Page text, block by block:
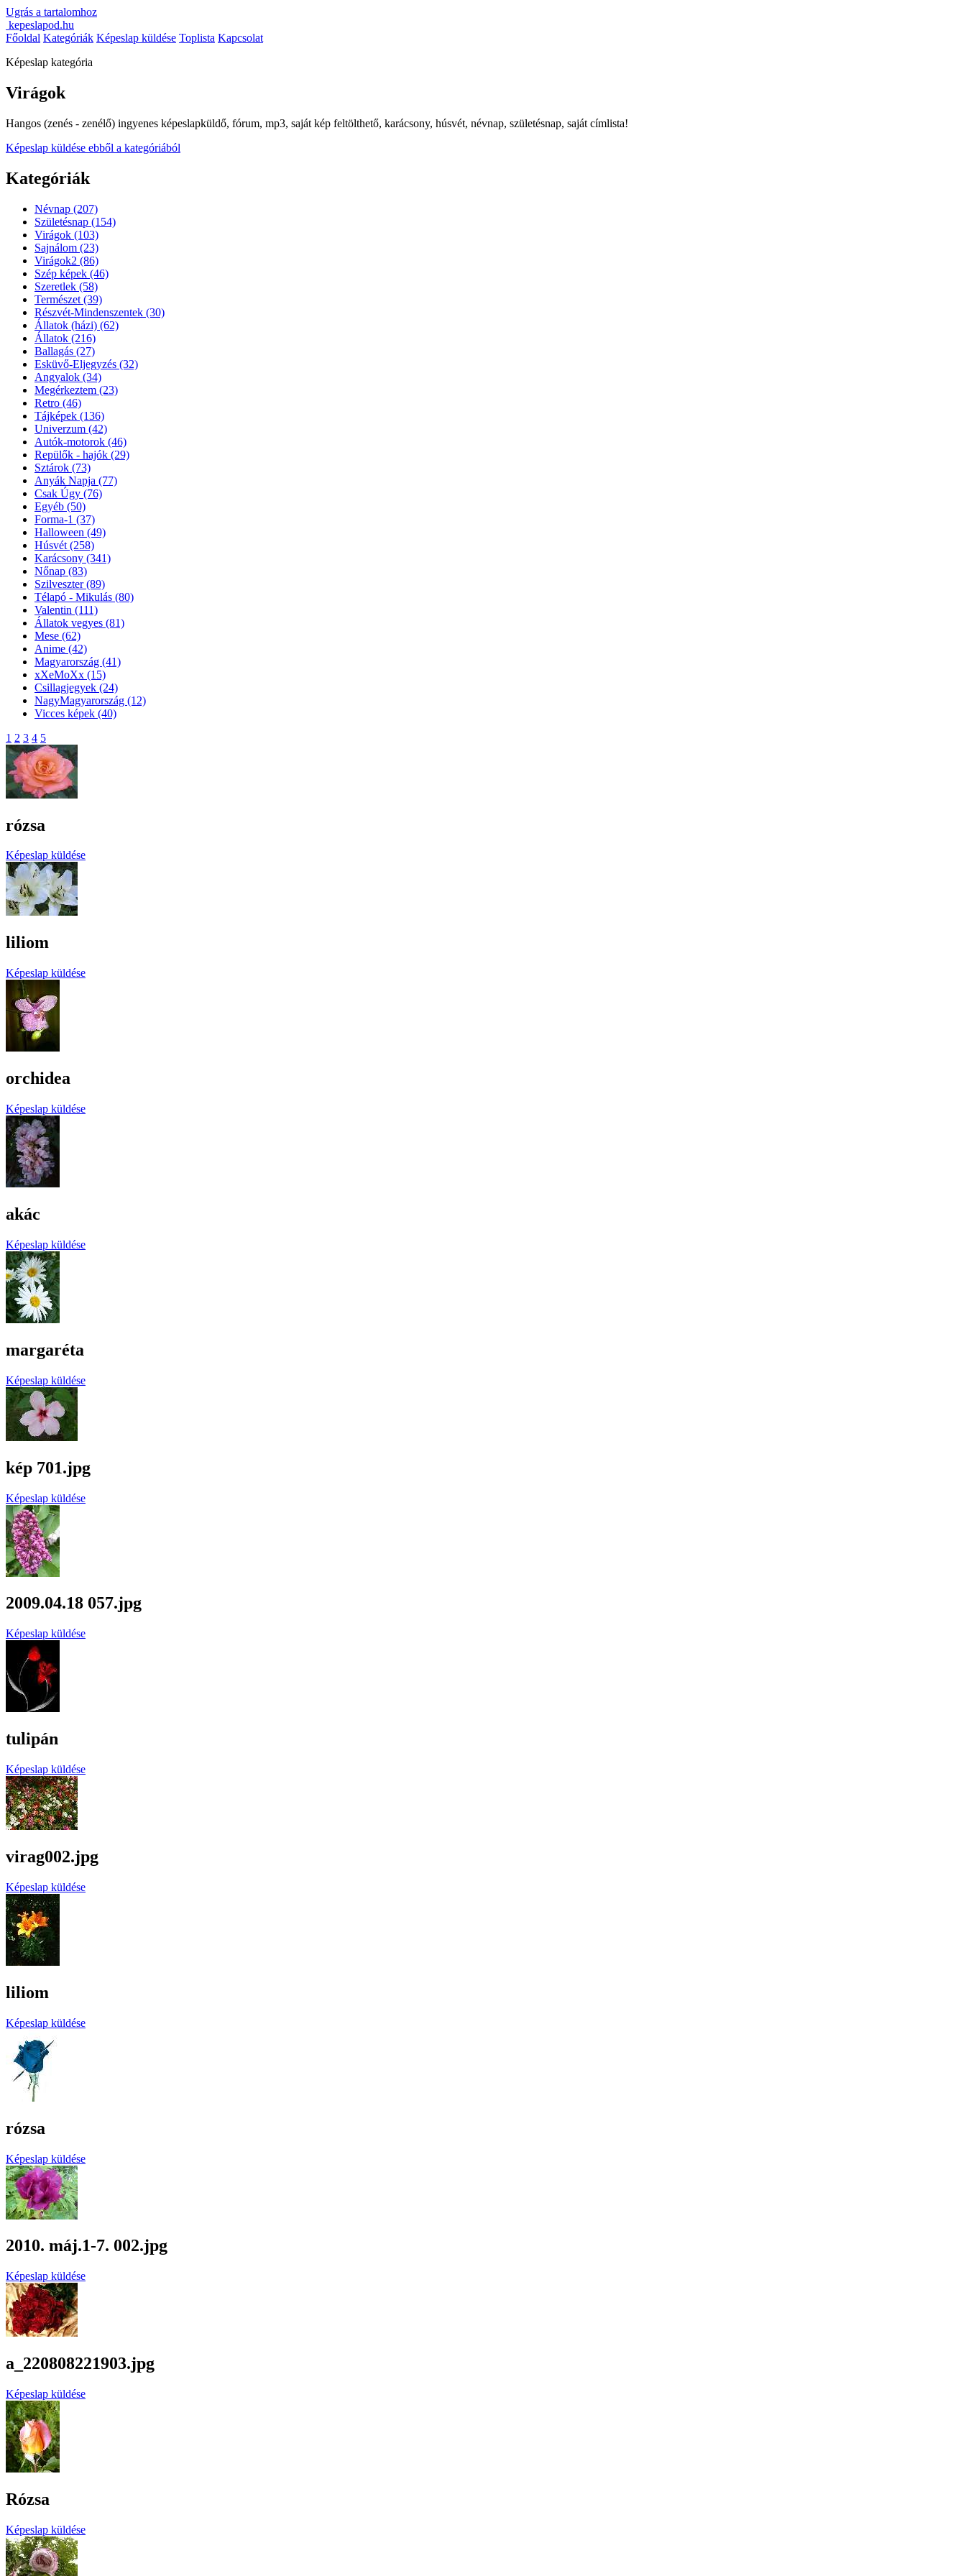
Ugrás a tartalomhoz
kepeslapod.hu
Főoldal Kategóriák Képeslap küldése Toplista Kapcsolat
Képeslap kategória
Virágok
Hangos (zenés - zenélő) ingyenes képeslapküldő, fórum, mp3, saját kép feltölthető, karácsony, húsvét, névnap, születésnap, saját címlista!
Képeslap küldése ebből a kategóriából
Kategóriák
Névnap (207)
Születésnap (154)
Virágok (103)
Sajnálom (23)
Virágok2 (86)
Szép képek (46)
Szeretlek (58)
Természet (39)
Részvét-Mindenszentek (30)
Állatok (házi) (62)
Állatok (216)
Ballagás (27)
Esküvő-Eljegyzés (32)
Angyalok (34)
Megérkeztem (23)
Retro (46)
Tájképek (136)
Univerzum (42)
Autók-motorok (46)
Repülők - hajók (29)
Sztárok (73)
Anyák Napja (77)
Csak Úgy (76)
Egyéb (50)
Forma-1 (37)
Halloween (49)
Húsvét (258)
Karácsony (341)
Nőnap (83)
Szilveszter(89)
Télapó - Mikulás (80)
Valentin (111)
Állatok vegyes (81)
Mese (62)
Anime (42)
Magyarország (41)
xXeMoXx (15)
Csillagjegyek (24)
NagyMagyarország (12)
Vicces képek (40)
1 2 3 4 5
rózsa
Képeslap küldése
liliom
Képeslap küldése
orchidea
Képeslap küldése
akác
Képeslap küldése
margaréta
Képeslap küldése
kép 701.jpg
Képeslap küldése
2009.04.18 057.jpg
Képeslap küldése
tulipán
Képeslap küldése
virag002.jpg
Képeslap küldése
liliom
Képeslap küldése
rózsa
Képeslap küldése
2010. máj.1-7. 002.jpg
Képeslap küldése
a_220808221903.jpg
Képeslap küldése
Rózsa
Képeslap küldése